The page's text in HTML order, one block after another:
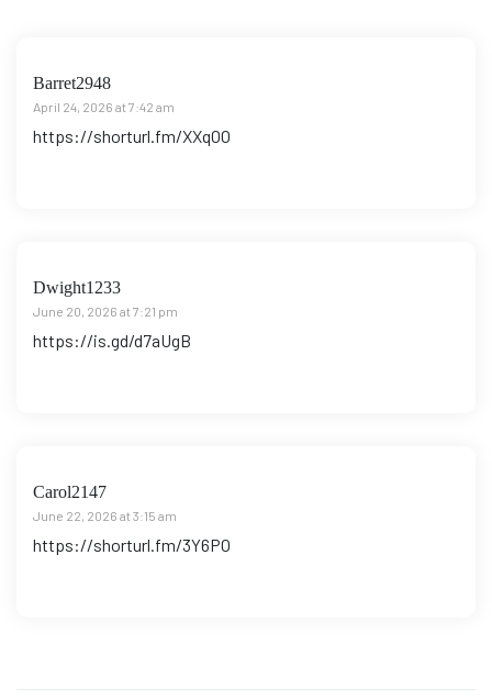
Barret2948
April 24, 2026 at 7:42 am
https://shorturl.fm/XXqOO
Dwight1233
June 20, 2026 at 7:21 pm
https://is.gd/d7aUgB
Carol2147
June 22, 2026 at 3:15 am
https://shorturl.fm/3Y6PO